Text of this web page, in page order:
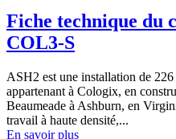
Fiche technique du
COL3-S
ASH2 est une installation de
appartenant à Cologix, en
Beaumeade à Ashburn, en
travail à haute densité,...
En savoir plus